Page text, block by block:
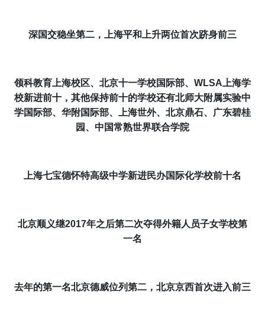
深国交稳坐第二，上海平和上升两位首次跻身前三
领科教育上海校区、 北京十一学校国际部、 WLSA上海学
校新进前十 ， 其他保持前十的学校还有北师大附属实验中
学国际部、华附国际部、上海世外、 北京鼎石、广东碧桂
园 、中国常熟世界联合学院
上海七宝德怀特高级中学新进民办国际化学校前十名
北京顺义继2017年之后第二次夺得外籍人员子女学校第
一名
去年的第一名北京德威位列第二， 北京京西首次进入前三